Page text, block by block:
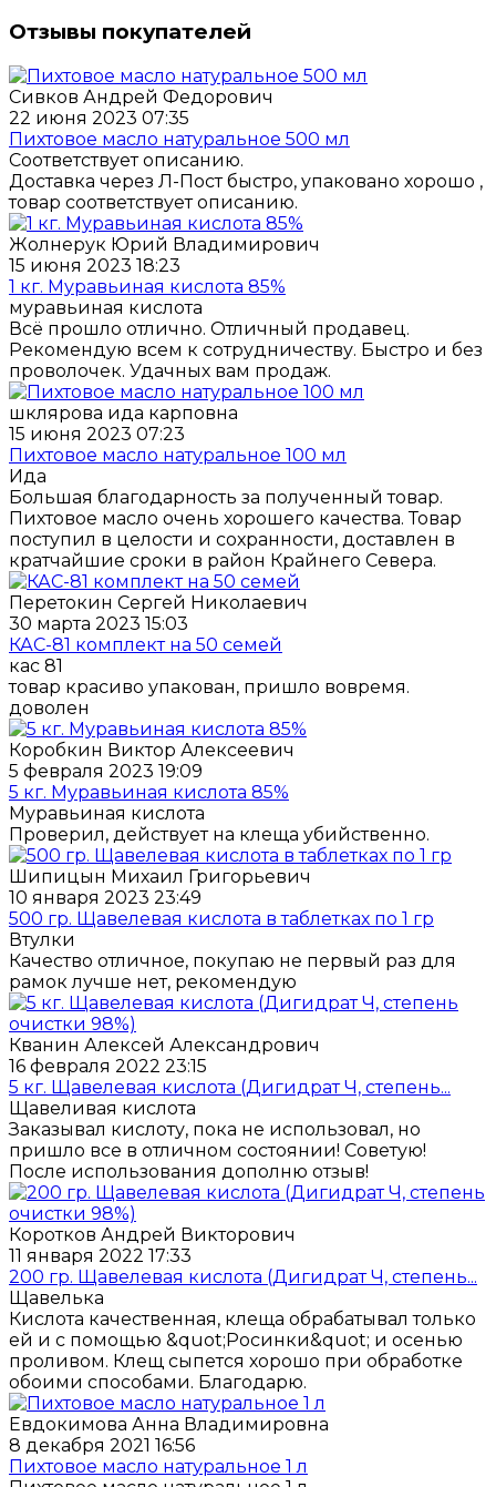
Отзывы покупателей
Сивков Андрей Федорович
22 июня 2023 07:35
Пихтовое масло натуральное 500 мл
Соответствует описанию.
Доставка через Л-Пост быстро, упаковано хорошо ,
товар соответствует описанию.
Жолнерук Юрий Владимирович
15 июня 2023 18:23
1 кг. Муравьиная кислота 85%
муравьиная кислота
Всё прошло отлично. Отличный продавец.
Рекомендую всем к сотрудничеству. Быстро и без
проволочек. Удачных вам продаж.
шклярова ида карповна
15 июня 2023 07:23
Пихтовое масло натуральное 100 мл
Ида
Большая благодарность за полученный товар.
Пихтовое масло очень хорошего качества. Товар
поступил в целости и сохранности, доставлен в
кратчайшие сроки в район Крайнего Севера.
Перетокин Сергей Николаевич
30 марта 2023 15:03
КАС-81 комплект на 50 семей
кас 81
товар красиво упакован, пришло вовремя.
доволен
Коробкин Виктор Алексеевич
5 февраля 2023 19:09
5 кг. Муравьиная кислота 85%
Муравьиная кислота
Проверил, действует на клеща убийственно.
Шипицын Михаил Григорьевич
10 января 2023 23:49
500 гр. Щавелевая кислота в таблетках по 1 гр
Втулки
Качество отличное, покупаю не первый раз для
рамок лучше нет, рекомендую
Кванин Алексей Александрович
16 февраля 2022 23:15
5 кг. Щавелевая кислота (Дигидрат Ч, степень...
Щавеливая кислота
Заказывал кислоту, пока не использовал, но
пришло все в отличном состоянии! Советую!
После использования дополню отзыв!
Коротков Андрей Викторович
11 января 2022 17:33
200 гр. Щавелевая кислота (Дигидрат Ч, степень...
Щавелька
Кислота качественная, клеща обрабатывал только
ей и с помощью &quot;Росинки&quot; и осенью
проливом. Клещ сыпется хорошо при обработке
обоими способами. Благодарю.
Евдокимова Анна Владимировна
8 декабря 2021 16:56
Пихтовое масло натуральное 1 л